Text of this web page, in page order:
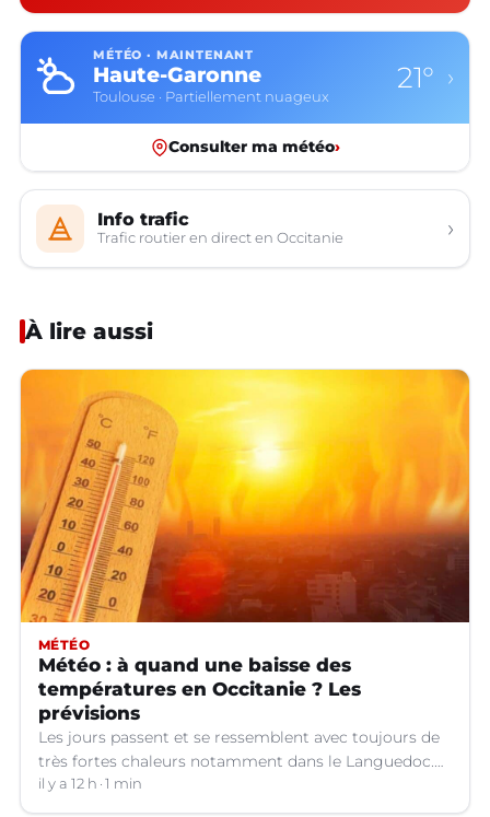
MÉTÉO · MAINTENANT
Haute-Garonne
Toulouse · Partiellement nuageux
21° ›
Consulter ma météo›
Info trafic
Trafic routier en direct en Occitanie ›
À lire aussi
MÉTÉO
Météo : à quand une baisse des
températures en Occitanie ? Les
prévisions
Les jours passent et se ressemblent avec toujours de
très fortes chaleurs notamment dans le Languedoc.
Jusqu’à quand ?
il y a 12 h 1 min